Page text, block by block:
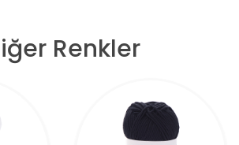
Renkler